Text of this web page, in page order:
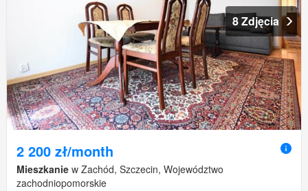
8 Zdjęcia
2 200 zł/month
Mieszkanie w Zachód, Szczecin, Województwo
zachodniopomorskie